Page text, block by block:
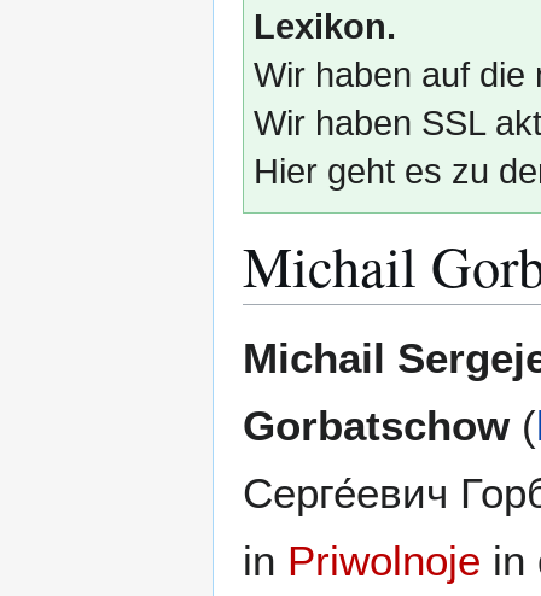
Lexikon.
Wir haben auf die
Wir haben SSL
Hier geht es zu
Michail
Navigation
Suche
Michail
Gorbatschow(
Серге́евич
in Priwolnoje in